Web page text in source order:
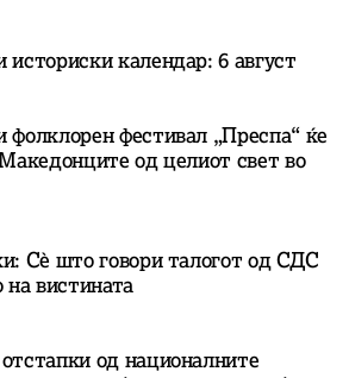
календар: 6 август
фестивал „Преспа“ ќе
од целиот свет во
Сè што говори талогот од СДС
на вистината
од националните